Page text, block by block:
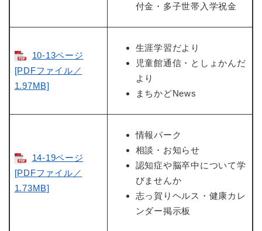
付金・多子世帯入学祝金
10-13ページ
[PDFファイル／
1.97MB]
生涯学習だより
児童館通信・としょかんだ
より
まちかどNews
14-19ページ
[PDFファイル／
1.73MB]
情報パーク
相談・お知らせ
認知症や脳卒中について学
びませんか
志っ賀りヘルス・健康カレ
ンダー掲示板